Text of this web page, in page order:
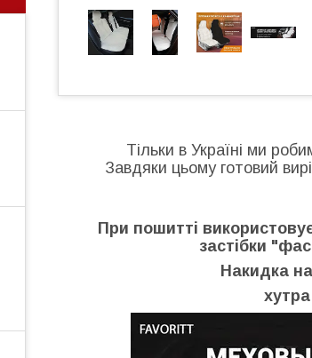
Тільки в Україні ми
Завдяки цьому готовий
При пошитті
застібки
Накидка